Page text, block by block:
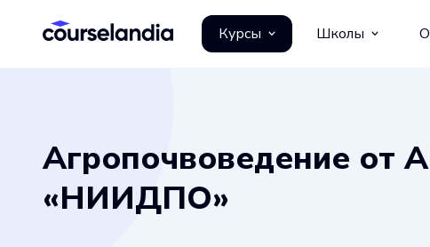
Курсы Школы
Агропочвоведение от
«НИИДПО»